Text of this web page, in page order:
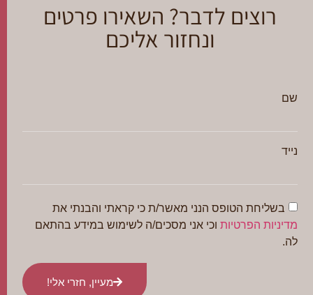
רוצים לדבר? השאירו פרטים
ונחזור אליכם
שם
נייד
בשליחת הטופס הנני מאשר/ת כי קראתי והבנתי את
מדיניות הפרטיות וכי אני מסכים/ה לשימוש במידע בהתאם
לה.
מעיין, חזרי אלי!